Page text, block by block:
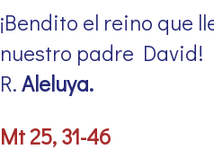
¡Bendito el reino que
nuestro padre David!
R.Aleluya.
Mt 25, 31-46